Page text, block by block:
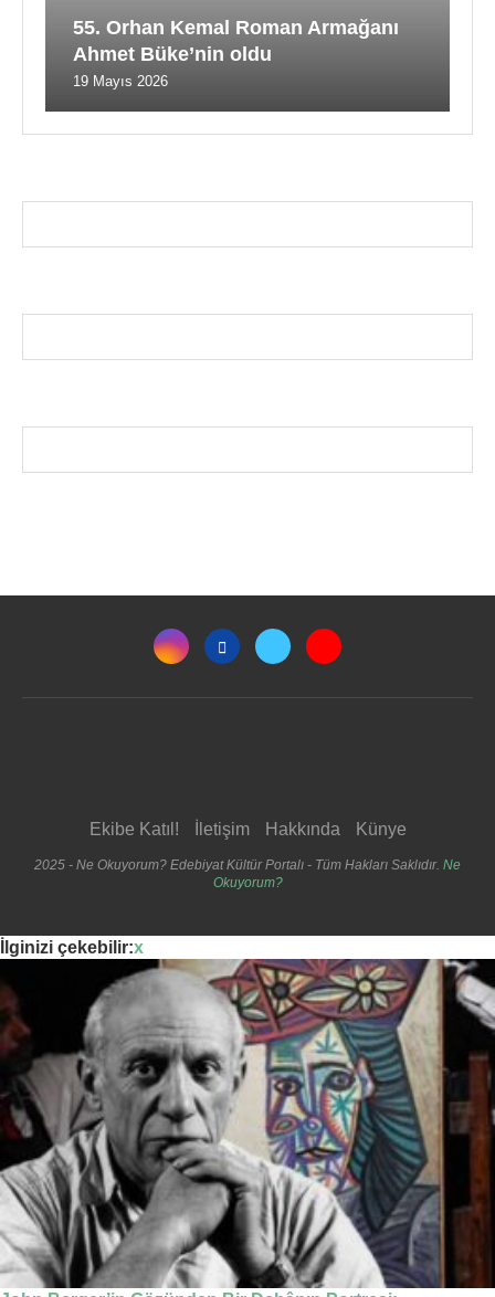
55. Orhan Kemal Roman Armağanı
Ahmet Büke’nin oldu
19 Mayıs 2026
Ekibe Katıl! İletişim Hakkında Künye
2025 - Ne Okuyorum? Edebiyat Kültür Portalı - Tüm Hakları Saklıdır. Ne
Okuyorum?
İlginizi çekebilir:x